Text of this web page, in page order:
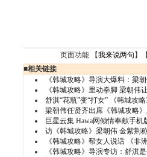
页面功能 【我来说两句 】【
■相关链接
《韩城攻略》导演大爆料：梁
《韩城攻略》里动拳脚 梁朝伟
舒淇“花瓶”变“打女” 《韩城攻
梁朝伟任贤齐出席《韩城攻略
巨星云集 Hawa网倾情奉献手机
访《韩城攻略》梁朝伟 金紫荆
《韩城攻略》帮女人说话 《非
《韩城攻略》导演专访：舒淇